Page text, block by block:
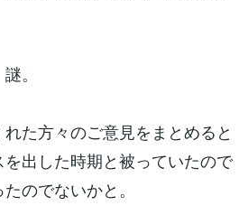
。
た方々のご意見をまとめると
出した時期と被っていたので
のでないかと。